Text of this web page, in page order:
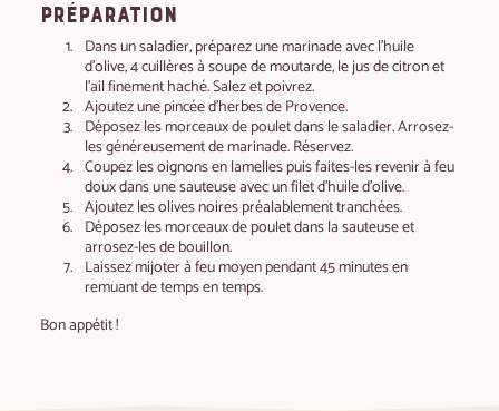
PRÉPARATION
Dans un saladier, préparez une marinade avec l’huile
d’olive, 4 cuillères à soupe de moutarde, le jus de citron et
l’ail finement haché. Salez et poivrez.
Ajoutez une pincée d’herbes de Provence.
Déposez les morceaux de poulet dans le saladier. Arrosez-
les généreusement de marinade. Réservez.
Coupez les oignons en lamelles puis faites-les revenir à feu
doux dans une sauteuse avec un filet d’huile d’olive.
Ajoutez les olives noires préalablement tranchées.
Déposez les morceaux de poulet dans la sauteuse et
arrosez-les de bouillon.
Laissez mijoter à feu moyen pendant 45 minutes en
remuant de temps en temps.
Bon appétit !